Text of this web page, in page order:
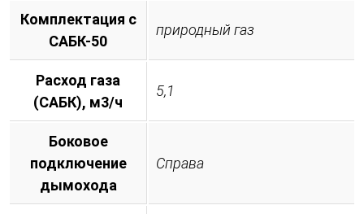
Комплектация с
САБК-50
природный газ
Расход газа
(САБК), м3/ч
5,1
Боковое
подключение
дымохода
Справа